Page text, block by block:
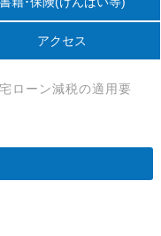
アクセス
ローン減税の適用要